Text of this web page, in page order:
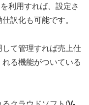
利用すれば、設定さ
訳化も可能です。
て管理すれば売上仕
る機能がついている